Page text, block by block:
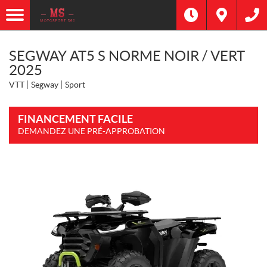
SEGWAY AT5 S NORME NOIR / VERT
2025
VTT Segway Sport
FINANCEMENT FACILE
DEMANDEZ UNE PRÉ-APPROBATION